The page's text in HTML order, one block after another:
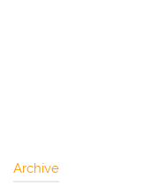
Archive